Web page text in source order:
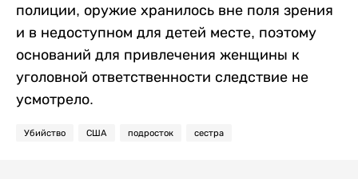
полиции, оружие хранилось вне поля зрения
и в недоступном для детей месте, поэтому
оснований для привлечения женщины к
уголовной ответственности следствие не
усмотрело.
Убийство США подросток сестра